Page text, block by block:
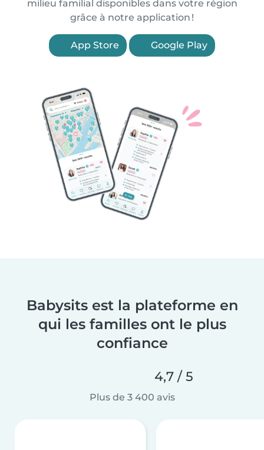
milieu familial disponibles dans votre région
grâce à notre application !
App Store Google Play
Babysits est la plateforme en
qui les familles ont le plus
confiance
4,7 / 5
Plus de 3 400 avis